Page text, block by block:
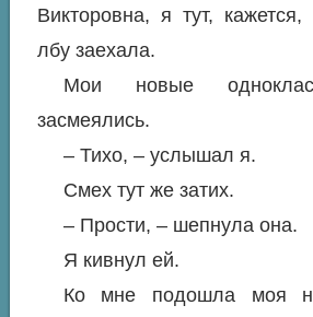
Викторовна, я тут,
лбу заехала.
Мои новые
засмеялись.
– Тихо, – услышал я.
Смех тут же затих.
– Прости, – шепнула она.
Я кивнул ей.
Ко мне подошла моя